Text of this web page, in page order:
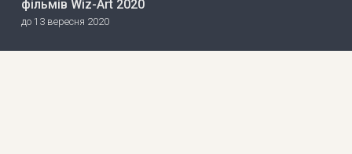
фільмів Wiz-Art 2020
до 13 вересня 2020